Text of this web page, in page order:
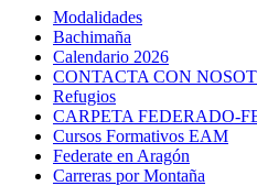
Modalidades
Bachimaña
Calendario 2026
CONTACTA CON
Refugios
CARPETA FEDERADO-
Cursos Formativos EAM
Federate en Aragón
Carreras por Montaña